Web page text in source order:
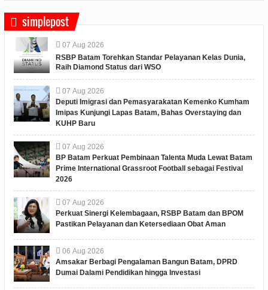
simplepost
07 Aug 2026
RSBP Batam Torehkan Standar Pelayanan Kelas Dunia,
Raih Diamond Status dari WSO
07 Aug 2026
Deputi Imigrasi dan Pemasyarakatan Kemenko Kumham
Imipas Kunjungi Lapas Batam, Bahas Overstaying dan
KUHP Baru
07 Aug 2026
BP Batam Perkuat Pembinaan Talenta Muda Lewat Batam
Prime International Grassroot Football sebagai Festival
2026
07 Aug 2026
Perkuat Sinergi Kelembagaan, RSBP Batam dan BPOM
Pastikan Pelayanan dan Ketersediaan Obat Aman
06 Aug 2026
Amsakar Berbagi Pengalaman Bangun Batam, DPRD
Dumai Dalami Pendidikan hingga Investasi